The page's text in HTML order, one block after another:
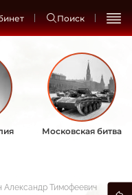
Поиск
Московская битва
Тимофеевич